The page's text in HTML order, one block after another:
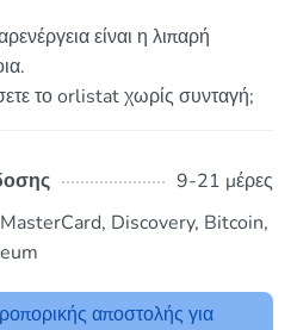
είναι η λιπαρή
το orlistat χωρίς συνταγή;
9-21 μέρες
Discovery, Bitcoin,
αποστολής για